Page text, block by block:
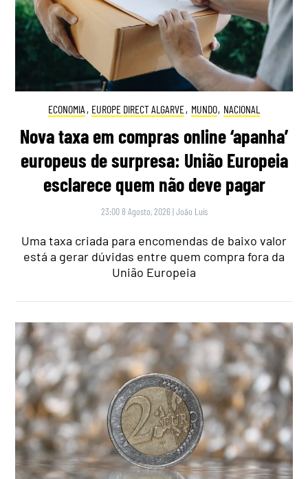
ECONOMIA , EUROPE DIRECT ALGARVE, MUNDO, NACIONAL
Nova taxa em compras online ‘apanha’
europeus de surpresa: União Europeia
esclarece quem não deve pagar
23:00 8 Agosto, 2026 |João Luís
Uma taxa criada para encomendas de baixo valor
está a gerar dúvidas entre quem compra fora da
União Europeia